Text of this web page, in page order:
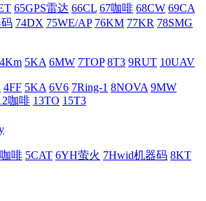
65GPS雷达 66CL 67咖啡 68CW 69CA
74DX 75WE/AP 76KM 77KR 78SMG
4Km 5KA 6MW 7TOP 8T3 9RUT 10UAV
4FF 5KA 6V6 7Ring-1 8NOVA 9MW
咖啡 13TO 15T3
啡 5CAT 6YH萤火 7Hwid机器码 8KT